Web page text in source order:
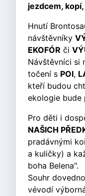
jezdcem,
Hnutí
návštěvníky
EKOFÓR či
Návštěvníci si
točení s POI,
kteří budou
ekologie bude
Pro děti i
NAŠICH
pradávnými
a kuličky) a
boha Belena".
Souhr
vévodí